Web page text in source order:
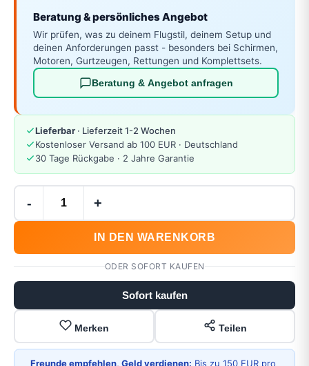
Beratung & persönliches Angebot
Wir prüfen, was zu deinem Flugstil, deinem Setup und
deinen Anforderungen passt - besonders bei Schirmen,
Motoren, Gurtzeugen, Rettungen und Komplettsets.
Beratung & Angebot anfragen
Lieferbar · Lieferzeit 1-2 Wochen
Kostenloser Versand ab 100 EUR · Deutschland
30 Tage Rückgabe · 2 Jahre Garantie
- +
IN DEN WARENKORB
ODER SOFORT KAUFEN
Sofort kaufen
Merken Teilen
Freunde empfehlen, Geld verdienen: Bis zu 150 EUR pro